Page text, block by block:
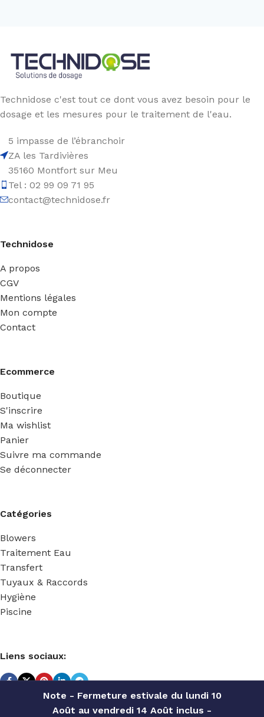
Note - Fermeture estivale du lundi 10
Août au vendredi 14 Août inclus -
Technidose c'est tout ce dont vous avez besoin pour le
dosage et les mesures pour le traitement de l'eau.
5 impasse de l’ébranchoir
ZA les Tardivières
35160 Montfort sur Meu
Tel : 02 99 09 71 95
contact@technidose.fr
Technidose
A propos
CGV
Mentions légales
Mon compte
Contact
Ecommerce
Boutique
S'inscrire
Ma wishlist
Panier
Suivre ma commande
Se déconnecter
Catégories
Blowers
Traitement Eau
Transfert
Tuyaux & Raccords
Hygiène
Piscine
Liens sociaux: